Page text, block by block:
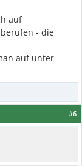
auf
- die
auf unter
#6